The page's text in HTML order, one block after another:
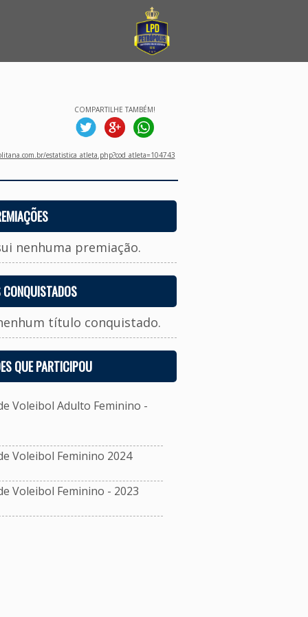
COMPARTILHE TAMBÉM!
estatistica_atleta.php?cod_atleta=104743
nenhuma premiação.
título conquistado.
QUE PARTICIPOU
Voleibol Adulto Feminino -
Voleibol Feminino 2024
Voleibol Feminino - 2023